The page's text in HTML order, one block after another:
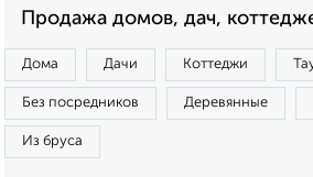
Продажа домов, дач,
Дома Дачи Коттеджи
Без посредников Деревянные
Из бруса